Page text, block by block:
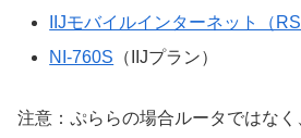
IIJモバイルインターネット（
NI-760S （IIJプラン）
注意：ぷららの場合ルータではな